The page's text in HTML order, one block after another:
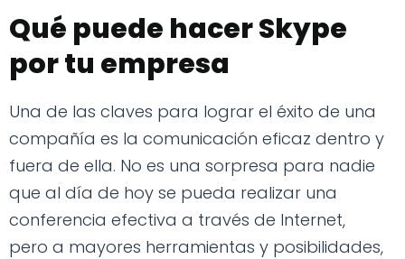
Qué puede hacer Skype
por tu empresa
Una de las claves para lograr el éxito de una
compañía es la comunicación eficaz dentro y
fuera de ella. No es una sorpresa para nadie
que al día de hoy se pueda realizar una
conferencia efectiva a través de Internet,
pero a mayores herramientas y posibilidades,